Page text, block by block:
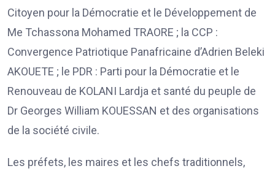
Citoyen pour la Démocratie et le Développement de
Me Tchassona Mohamed TRAORE ; la CCP :
Convergence Patriotique Panafricaine d’Adrien Beleki
AKOUETE ; le PDR : Parti pour la Démocratie et le
Renouveau de KOLANI Lardja et santé du peuple de
Dr Georges William KOUESSAN et des organisations
de la société civile.
Les préfets, les maires et les chefs traditionnels,